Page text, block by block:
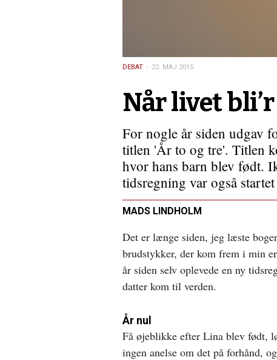
DEBAT 22. MAJ 2015
Når livet
For nogle år siden udgav
titlen 'År to og tre'. Titlen
hvor hans barn blev født.
tidsregning var også
MADS LINDHOLM
Det er længe siden, jeg læste
brudstykker, der kom frem i min
år siden selv oplevede en ny
datter kom til verden.
År nul
Få øjeblikke efter Lina blev født,
ingen anelse om det på forhånd,